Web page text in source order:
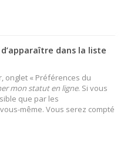
dans la liste
onglet « Préférences du
mon statut en ligne. Si vous
que par les
même. Vous serez compté